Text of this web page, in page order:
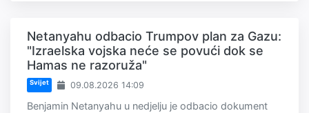
Netanyahu odbacio Trumpov plan za Gazu:
"Izraelska vojska neće se povući dok se
Hamas ne razoruža"
Svijet 09.08.2026 14:09
Benjamin Netanyahu u nedjelju je odbacio dokument